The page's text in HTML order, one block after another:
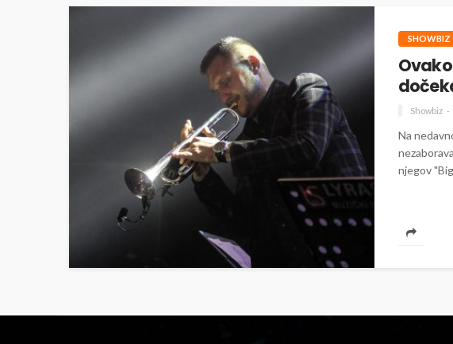
SHOWBIZ
Showbiz
Na
njegov